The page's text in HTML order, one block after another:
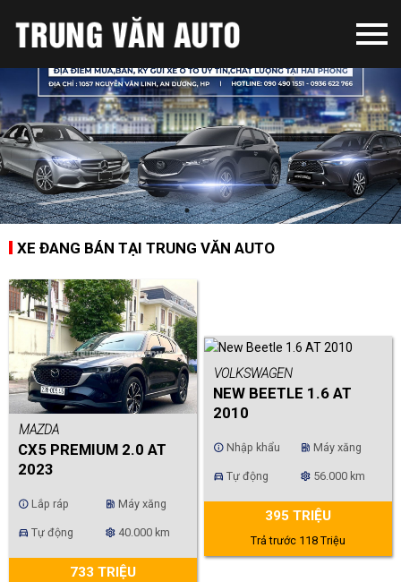
XE ĐANG BÁN TẠI TRUNG VĂN AUTO
MAZDA
CX5 PREMIUM 2.0 AT
2023
info Lắp ráp ev_station Máy xăng
directions_car Tự động settings 40.000 km
733 TRIỆU
VOLKSWAGEN
NEW BEETLE 1.6 AT
2010
info Nhập khẩu ev_station Máy xăng
directions_car Tự động settings 56.000 km
395 TRIỆU
Trả trước 118 Triệu